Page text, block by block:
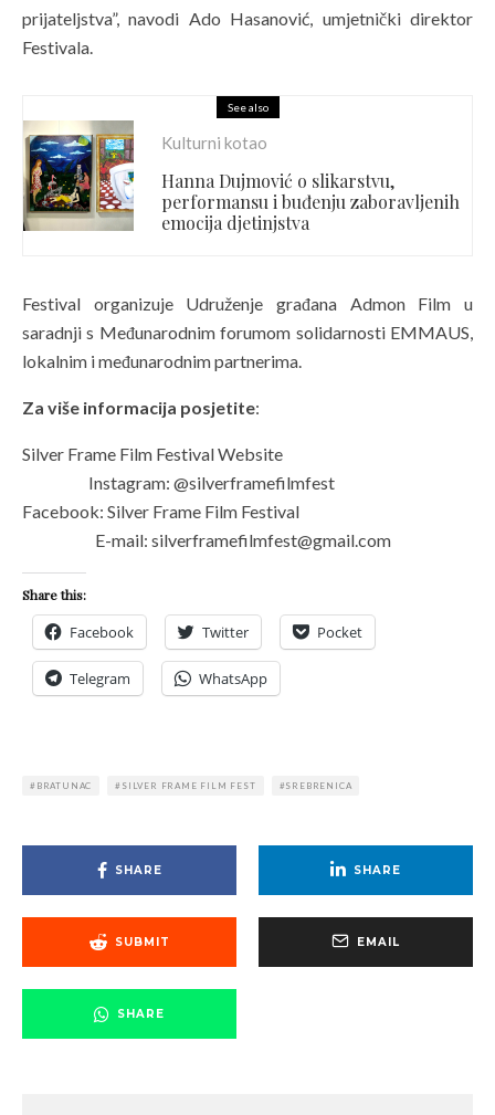
prijateljstva”, navodi Ado Hasanović, umjetnički direktor
Festivala.
See also
Kulturni kotao
Hanna Dujmović o slikarstvu,
performansu i buđenju zaboravljenih
emocija djetinjstva
Festival organizuje Udruženje građana Admon Film u
saradnji s Međunarodnim forumom solidarnosti EMMAUS,
lokalnim i međunarodnim partnerima.
Za više informacija posjetite:
Silver Frame Film Festival Website
Instagram: @silverframefilmfest
Facebook: Silver Frame Film Festival
E-mail: silverframefilmfest@gmail.com
Share this:
Facebook Twitter Pocket
Telegram WhatsApp
BRATUNAC SILVER FRAME FILM FEST SREBRENICA
SHARE SHARE
SUBMIT EMAIL
SHARE